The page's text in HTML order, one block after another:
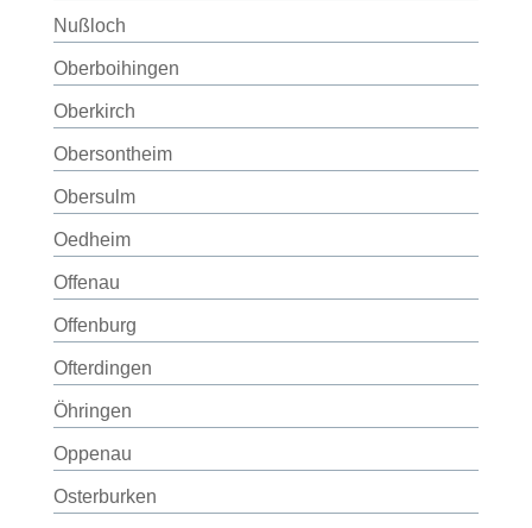
Nußloch
Oberboihingen
Oberkirch
Obersontheim
Obersulm
Oedheim
Offenau
Offenburg
Ofterdingen
Öhringen
Oppenau
Osterburken